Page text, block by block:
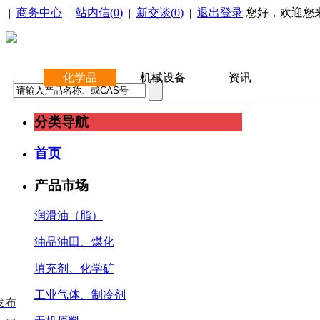
| 商务中心 | 站内信(0) | 新交谈(0) | 退出登录 您好，欢迎您
化学品 机械设备 资讯
分类导航
首页
产品市场
润滑油（脂）
油品油田、煤化
填充剂、化学矿
工业气体、制冷剂
布